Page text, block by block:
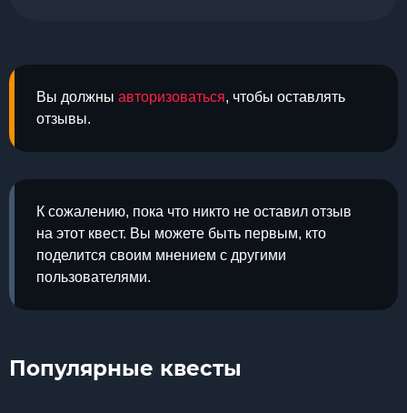
Вы должны авторизоваться, чтобы оставлять
отзывы.
К сожалению, пока что никто не оставил отзыв
на этот квест. Вы можете быть первым, кто
поделится своим мнением с другими
пользователями.
Популярные квесты